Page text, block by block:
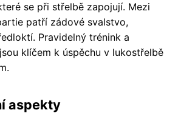
se při střelbě zapojují. Mezi
patří zádové svalstvo,
Pravidelný trénink a
klíčem k úspěchu v lukostřelbě
aspekty